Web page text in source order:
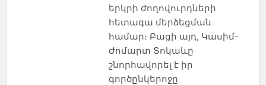
երկրի ժողովուրդների
հետագա մերձեցման
համար։ Բացի այդ, Կասիմ-
Ժոմարտ Տոկաևը
շնորհավորել է իր
գործընկերոջը